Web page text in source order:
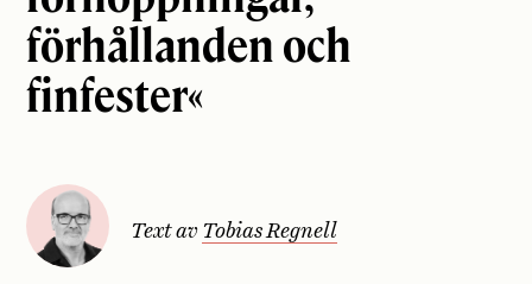
förhållanden och
finfester«
Text av Tobias Regnell